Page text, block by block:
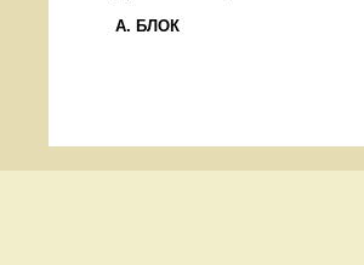
А. БЛОК